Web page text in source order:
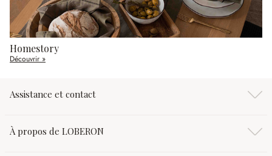
Homestory
Découvrir »
Assistance et contact
À propos de LOBERON